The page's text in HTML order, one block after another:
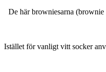
De här browniesarna
Istället för vanligt vitt socker